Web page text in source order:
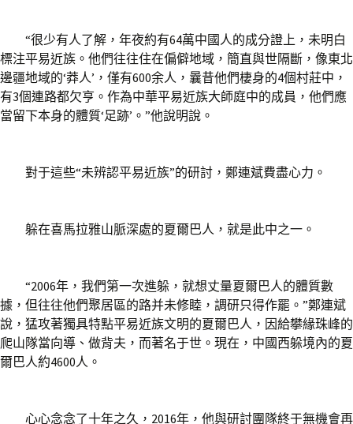
“很少有人了解，年夜約有64萬中國人的成分證上，未明白
標注平易近族。他們往往住在偏僻地域，簡直與世隔斷，像東北
邊疆地域的‘莽人’，僅有600余人，曩昔他們棲身的4個村莊中，
有3個連路都欠亨。作為中華平易近族大師庭中的成員，他們應
當留下本身的體質‘足跡’。”他說明說。
對于這些“未辨認平易近族”的研討，鄭連斌費盡心力。
躲在喜馬拉雅山脈深處的夏爾巴人，就是此中之一。
“2006年，我們第一次進躲，就想丈量夏爾巴人的體質數
據，但往往他們聚居區的路并未修睦，調研只得作罷。”鄭連斌
說，猛攻著獨具特點平易近族文明的夏爾巴人，因給攀緣珠峰的
爬山隊當向導、做背夫，而著名于世。現在，中國西躲境內的夏
爾巴人約4600人。
心心念念了十年之久，2016年，他與研討團隊終于無機會再